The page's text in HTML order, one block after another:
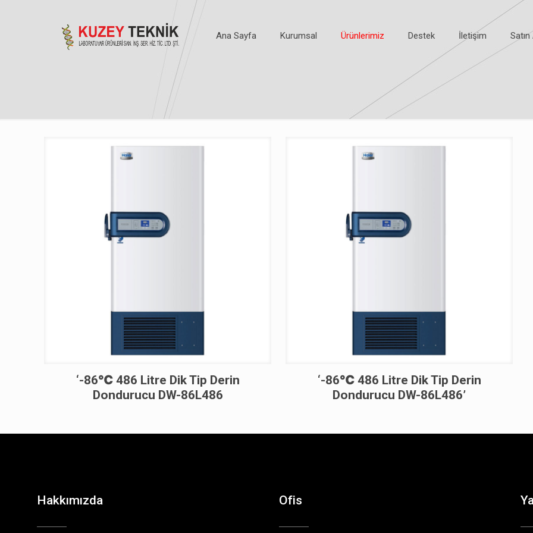
Ana Sayfa Kurumsal Ürünlerimiz Destek İletişim Satın
‘-86℃ 486 Litre Dik Tip Derin
Dondurucu DW-86L486
‘-86℃ 486 Litre Dik Tip Derin
Dondurucu DW-86L486’
Hakkımızda Ofis